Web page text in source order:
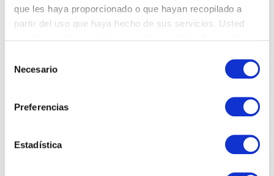
que les haya proporcionado o que hayan recopilado a
partir del uso que haya hecho de sus servicios. Usted
Necesario
Preferencias
Estadística